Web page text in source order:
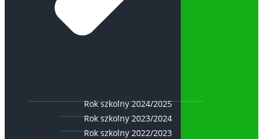
Rok szkolny 2024/2025
Rok szkolny 2023/2024
Rok szkolny 2022/2023